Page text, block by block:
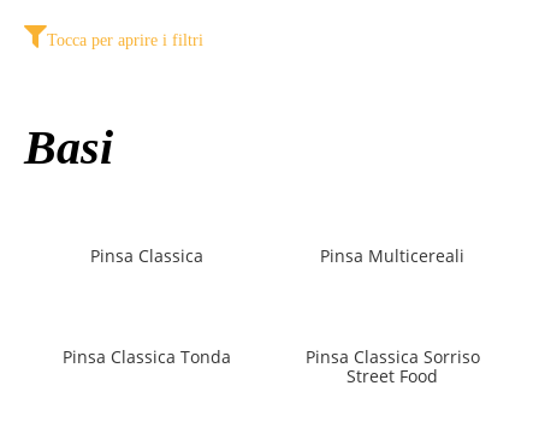
Tocca per aprire i filtri
Basi
Pinsa Classica Pinsa Multicereali
Pinsa Classica Tonda
Pinsa Classica Sorriso
Street Food